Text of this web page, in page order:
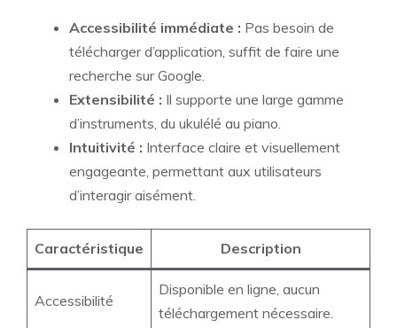
Accessibilité immédiate : Pas besoin de
télécharger d’application, suffit de faire une
recherche sur Google.
Extensibilité : Il supporte une large gamme
d’instruments, du ukulélé au piano.
Intuitivité : Interface claire et visuellement
engageante, permettant aux utilisateurs
d’interagir aisément.
Caractéristique Description
Accessibilité
Disponible en ligne, aucun
téléchargement nécessaire.